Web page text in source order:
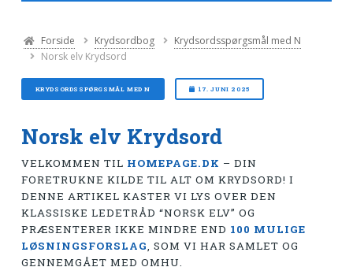
Forside Krydsordbog
Krydsordsspørgsmål med N
Norsk elv Krydsord
KRYDSORDSSPØRGSMÅL MED N 17. JUNI 2025
Norsk elv Krydsord
VELKOMMEN TIL HOMEPAGE.DK – DIN
FORETRUKNE KILDE TIL ALT OM KRYDSORD! I
DENNE ARTIKEL KASTER VI LYS OVER DEN
KLASSISKE LEDETRÅD “NORSK ELV” OG
PRÆSENTERER IKKE MINDRE END 100 MULIGE
LØSNINGSFORSLAG, SOM VI HAR SAMLET OG
GENNEMGÅET MED OMHU.